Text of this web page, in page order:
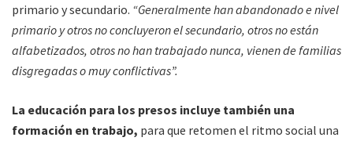
primario y secundario. “Generalmente han abandonado e nivel
primario y otros no concluyeron el secundario, otros no están
alfabetizados, otros no han trabajado nunca, vienen de familias
disgregadas o muy conflictivas”.
La educación para los presos incluye también una
formación en trabajo, para que retomen el ritmo social una